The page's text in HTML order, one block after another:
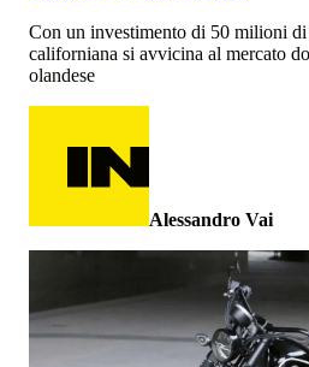
Con un investimento di 50 milioni
californiana si avvicina al mercato
olandese
Alessandro Vai